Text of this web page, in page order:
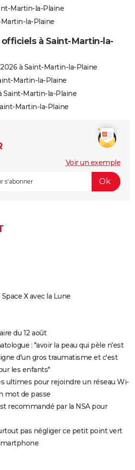
Martin-la-Plaine
la-Plaine
à Saint-Martin-la-
à Saint-Martin-la-Plaine
Martin-la-Plaine
Saint-Martin-la-Plaine
Martin-la-Plaine
Voir un exemple
X avec la Lune
du 12 août
: "avoir la peau qui pèle n'est
d'un gros traumatisme et c'est
les enfants"
ultimes pour rejoindre un réseau Wi-
mot de passe
recommandé par la NSA pour
pas négliger ce petit point vert